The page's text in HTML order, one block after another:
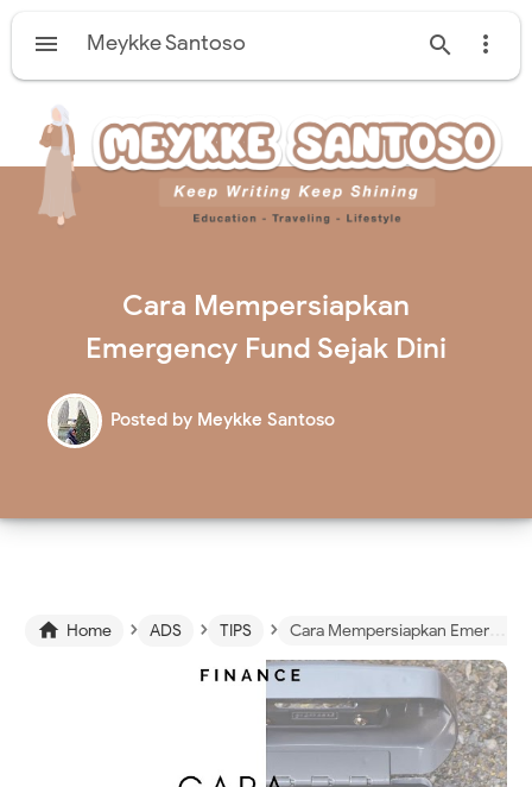
  
Meykke Santoso
Cara Mempersiapkan
Emergency Fund Sejak Dini
Posted by Meykke Santoso
 Home › ADS › TIPS › Cara Mempersiapkan Emergency Fund Sejak Dini